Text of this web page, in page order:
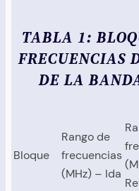
TABLA 1:
FRECUENCIAS
DE LA
Bloque
Rango de
frecuencias
(MHz) – Ida